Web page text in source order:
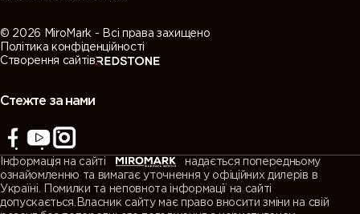
© 2026 MiroMark - Всі права захищено
Політика конфіденційності
Створення сайтів
Стежте за нами
Інформація на сайті
надається попередньому
ознайомленню та вимагає уточнення у офіційних дилерів в
Україні. Помилки та неповнота інформації на сайті
допускається.Власник сайту має право вносити зміни на свій